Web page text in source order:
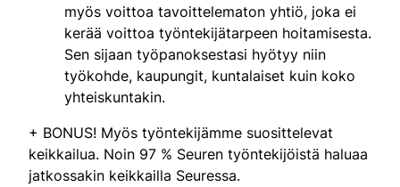
myös voittoa tavoittelematon yhtiö, joka ei
kerää voittoa työntekijätarpeen hoitamisesta.
Sen sijaan työpanoksestasi hyötyy niin
työkohde, kaupungit, kuntalaiset kuin koko
yhteiskuntakin.
+ BONUS! Myös työntekijämme suosittelevat
keikkailua. Noin 97 % Seuren työntekijöistä haluaa
jatkossakin keikkailla Seuressa.